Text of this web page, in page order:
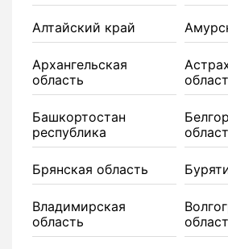
Алтайский край
Архангельская
область
Башкортостан
республика
Брянская область
Владимирская
область